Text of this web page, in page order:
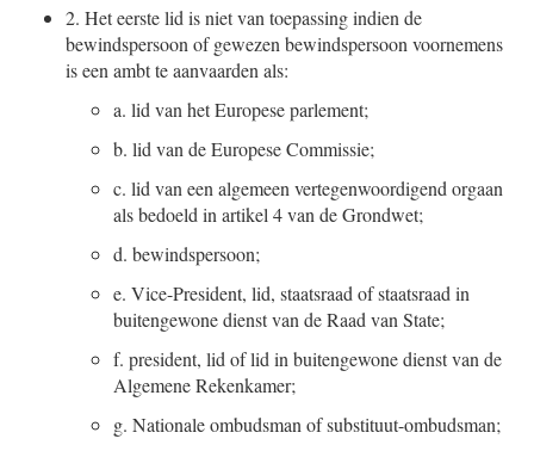
2. Het eerste lid is niet van toepassing indien de
bewindspersoon of gewezen bewindspersoon voornemens
is een ambt te aanvaarden als:
a. lid van het Europese parlement;
b. lid van de Europese Commissie;
c. lid van een algemeen vertegenwoordigend orgaan
als bedoeld in artikel 4 van de Grondwet;
d. bewindspersoon;
e. Vice-President, lid, staatsraad of staatsraad in
buitengewone dienst van de Raad van State;
f. president, lid of lid in buitengewone dienst van de
Algemene Rekenkamer;
g. Nationale ombudsman of substituut-ombudsman;